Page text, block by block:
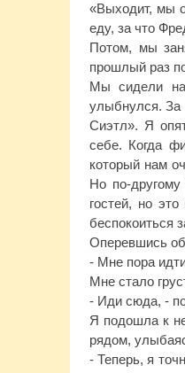
«Выходит, мы
еду, за что
Потом, мы
прошлый раз
Мы сидели
улыбнулся. За
Сиэтл». Я
себе. Когда
который нам
Но по-
гостей, но
беспокоиться
Оперевшись
- Мне пора
Мне стало
- Иди сюда, -
Я подошла к
рядом,
- Теперь, я